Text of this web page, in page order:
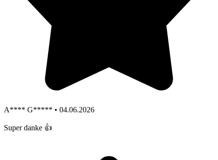
A**** G***** • 04.06.2026
Super danke 👍